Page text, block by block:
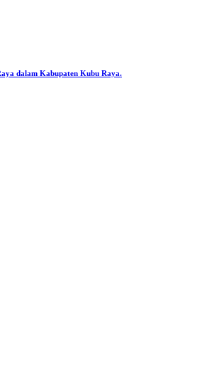
dalam Kabupaten Kubu Raya.